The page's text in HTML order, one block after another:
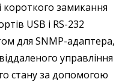
короткого замикання
USB і RS-232
для SNMP-адаптера,
управління
стану за допомогою